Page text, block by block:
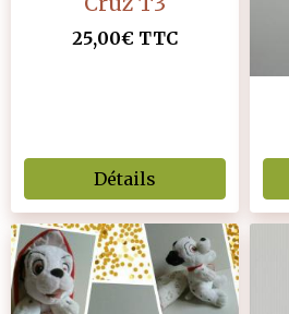
25,00€ TTC
Détails